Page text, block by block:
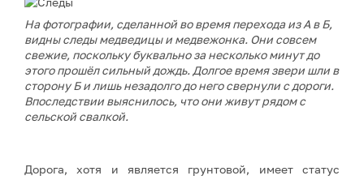
На фотографии, сделанной во время перехода из А в Б,
видны следы медведицы и медвежонка. Они совсем
свежие, поскольку буквально за несколько минут до
этого прошёл сильный дождь. Долгое время звери шли в
сторону Б и лишь незадолго до него свернули с дороги.
Впоследствии выяснилось, что они живут рядом с
сельской свалкой.
Дорога, хотя и является грунтовой, имеет статус